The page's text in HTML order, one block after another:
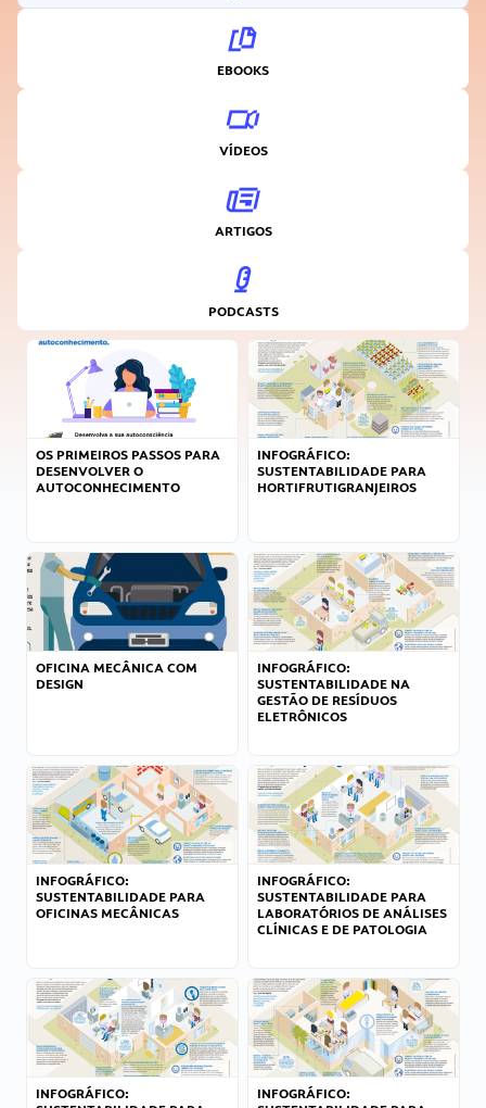
EBOOKS
VÍDEOS
ARTIGOS
PODCASTS
OS PRIMEIROS PASSOS PARA
DESENVOLVER O
AUTOCONHECIMENTO
INFOGRÁFICO:
SUSTENTABILIDADE PARA
HORTIFRUTIGRANJEIROS
OFICINA MECÂNICA COM
DESIGN
INFOGRÁFICO:
SUSTENTABILIDADE NA
GESTÃO DE RESÍDUOS
ELETRÔNICOS
INFOGRÁFICO:
SUSTENTABILIDADE PARA
OFICINAS MECÂNICAS
INFOGRÁFICO:
SUSTENTABILIDADE PARA
LABORATÓRIOS DE ANÁLISES
CLÍNICAS E DE PATOLOGIA
INFOGRÁFICO:
INFOGRÁFICO: